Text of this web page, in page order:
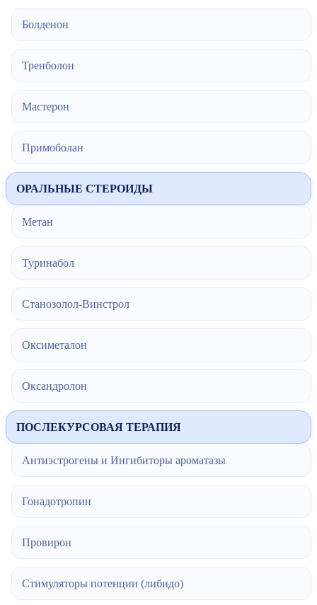
Болденон
Тренболон
Мастерон
Примоболан
ОРАЛЬНЫЕ СТЕРОИДЫ
Метан
Туринабол
Станозолол-Винстрол
Оксиметалон
Оксандролон
ПОСЛЕКУРСОВАЯ ТЕРАПИЯ
Антиэстрогены и Ингибиторы ароматазы
Гонадотропин
Провирон
Стимуляторы потенции (либидо)